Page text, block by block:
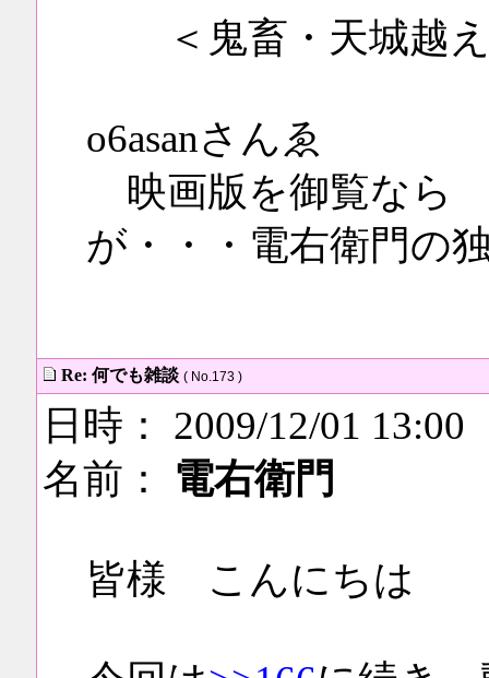
＜鬼畜・天城越え
o6asanさんゑ
映画版を御覧なら
が・・・電右衛門の
Re: 何でも雑談 ( No.173 )
日時： 2009/12/01 13:00
名前： 電右衛門
皆様 こんにちは